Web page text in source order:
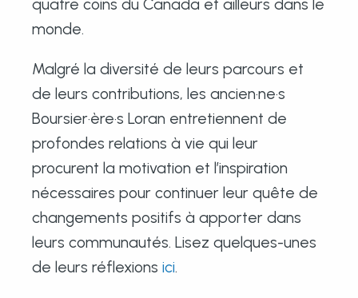
quatre coins du Canada et ailleurs dans le
monde.
Malgré la diversité de leurs parcours et
de leurs contributions, les ancien·ne·s
Boursier·ère·s Loran entretiennent de
profondes relations à vie qui leur
procurent la motivation et l’inspiration
nécessaires pour continuer leur quête de
changements positifs à apporter dans
leurs communautés. Lisez quelques-unes
de leurs réflexionsici.